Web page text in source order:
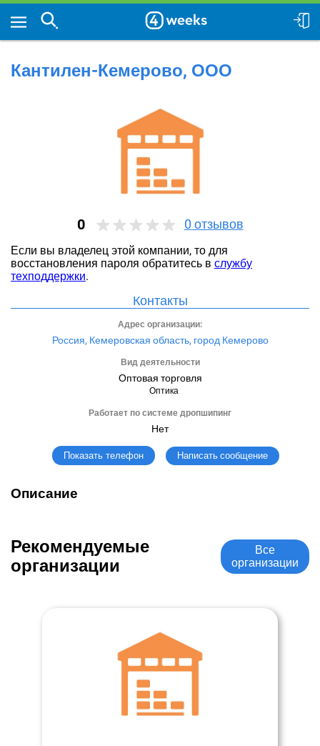
Кантилен-Кемерово, ООО
0 0 отзывов
Если вы владелец этой компании, то для
восстановления пароля обратитесь в службу
техподдержки.
Контакты
Адрес организации:
Россия, Кемеровская область, город Кемерово
Вид деятельности
Оптовая торговля
Оптика
Работает по системе дропшипинг
Нет
Показать телефон Написать сообщение
Описание
Рекомендуемые
организации
Все
организации